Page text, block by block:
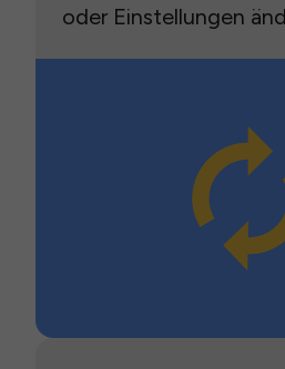
oder Einstellungen